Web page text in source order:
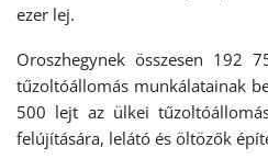
ezer lej.
Oroszhegynek összesen 192
tűzoltóállomás munkálatainak
500 lejt az ülkei
felújítására, lelátó és öltözők